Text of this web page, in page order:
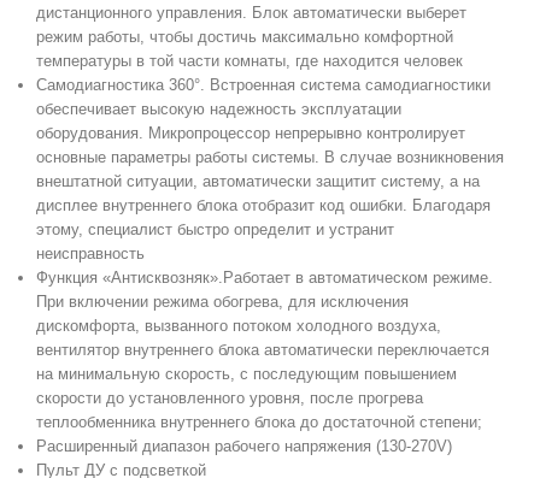
дистанционного управления. Блок автоматически выберет
режим работы, чтобы достичь максимально комфортной
температуры в той части комнаты, где находится человек
Cамодиагностика 360°. Встроенная система самодиагностики
обеспечивает высокую надежность эксплуатации
оборудования. Микропроцессор непрерывно контролирует
основные параметры работы системы. В случае возникновения
внештатной ситуации, автоматически защитит систему, а на
дисплее внутреннего блока отобразит код ошибки. Благодаря
этому, специалист быстро определит и устранит
неисправность
Функция «Антисквозняк». Работает в автоматическом режиме.
При включении режима обогрева, для исключения
дискомфорта, вызванного потоком холодного воздуха,
вентилятор внутреннего блока автоматически переключается
на минимальную скорость, с последующим повышением
скорости до установленного уровня, после прогрева
теплообменника внутреннего блока до достаточной степени;
Расширенный диапазон рабочего напряжения (130-270V)
Пульт ДУ с подсветкой